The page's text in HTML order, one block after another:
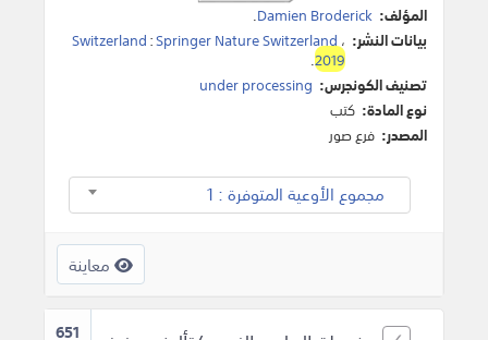
المؤلف: Damien Broderick
.
بيانات النشر:
Switzerland:Springer Nature Switzerland،
2019
.
تصنيف الكونجرس: under processing
نوع المادة: كتب
المصدر: فرع صور
مجموع الأوعية المتوفرة : 1
معاينة
651